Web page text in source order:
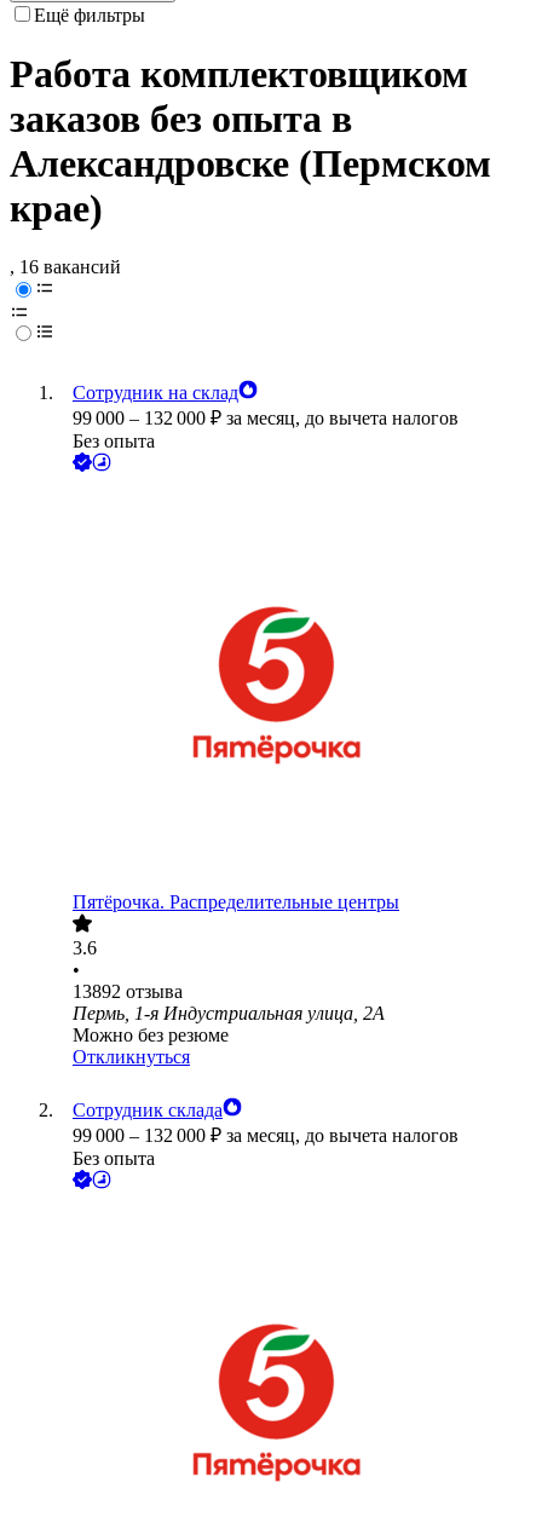
Ещё фильтры
Работа комплектовщиком
заказов без опыта в
Александровске (Пермском
крае)
, 16 вакансий
Сотрудник на склад
99 000 – 132 000 ₽ за месяц, до вычета налогов
Без опыта
Пятёрочка. Распределительные центры
3.6
•
13892 отзыва
Пермь, 1-я Индустриальная улица, 2А
Можно без резюме
Откликнуться
Сотрудник склада
99 000 – 132 000 ₽ за месяц, до вычета налогов
Без опыта